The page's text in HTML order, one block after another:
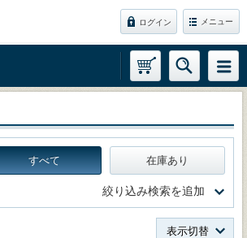
ログイン メニュー
すべて 在庫あり
絞り込み検索を追加
表示切替